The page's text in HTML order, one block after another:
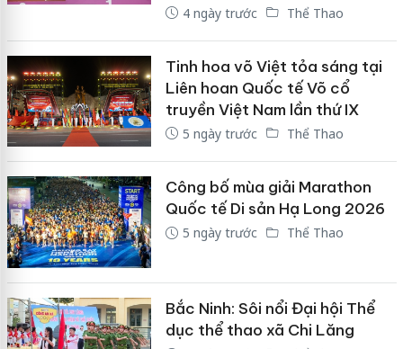
4 ngày trước Thể Thao
Tinh hoa võ Việt tỏa sáng tại
Liên hoan Quốc tế Võ cổ
truyền Việt Nam lần thứ IX
5 ngày trước Thể Thao
Công bố mùa giải Marathon
Quốc tế Di sản Hạ Long 2026
5 ngày trước Thể Thao
Bắc Ninh: Sôi nổi Đại hội Thể
dục thể thao xã Chi Lăng